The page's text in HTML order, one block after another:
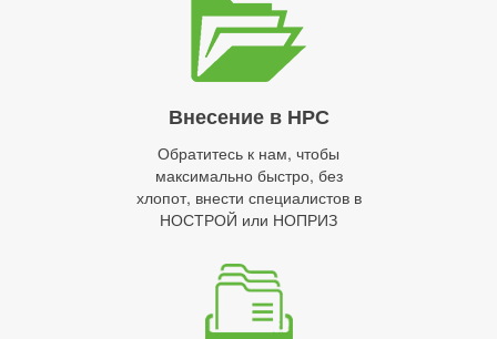
Внесение в НРС
Обратитесь к нам, чтобы
максимально быстро, без
хлопот, внести специалистов в
НОСТРОЙ или НОПРИЗ